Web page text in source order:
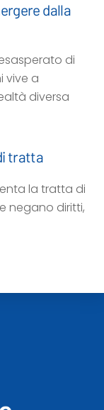
dalla
di
vive a
diversa
tratta
la tratta di
negano diritti,